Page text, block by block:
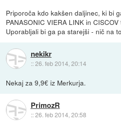
Priporoča kdo kakšen daljinec, ki bi
PANASONIC VIERA LINK in
Uporabljali bi ga pa starejši - nič na
nekikr
::26. feb 2014, 20:14
Nekaj za 9,9€ iz Merkurja.
PrimozR
::26. feb 2014, 20:58